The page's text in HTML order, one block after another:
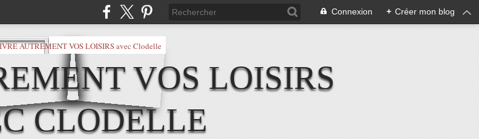
Connexion + Créer mon blog
VOS LOISIRS
CLODELLE